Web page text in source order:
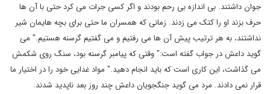
جوان داشتند. بی اندازه بی رحم بودند و اگر کسی جرات می کرد حتی با آن ها
حرف بزند او را کتک می زدند. زمانی که همسران ما حتی برای بچه هایمان شیر
نداشتند، به هر ترتیب پیش آن ها می رفتیم و می گفتیم گرسنه هستیم." می
گوید داعش در جواب گفته است:" وقتی که پیامبر گرسنه بود، سنگ روی شکمش
می گذاشت، این کاری است که باید انجام دهید." مواد غدایی خود را در اختیار ما
قرار نمی دادند. مرد می گوید جنگجویان داعش چند روز بعد ناپدید شدند.